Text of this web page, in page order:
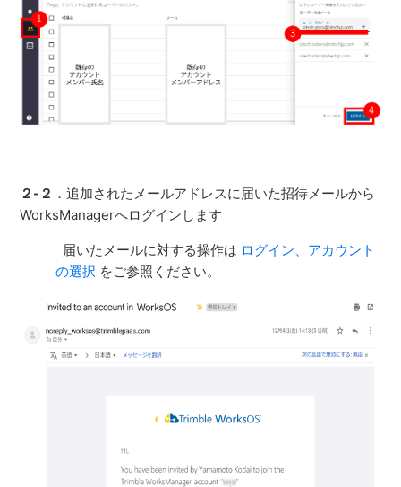
２-２ ．追加されたメールアドレスに届いた招待メールから
WorksManagerへログインします
届いたメールに対する操作は ログイン、アカウント
の選択 をご参照ください。